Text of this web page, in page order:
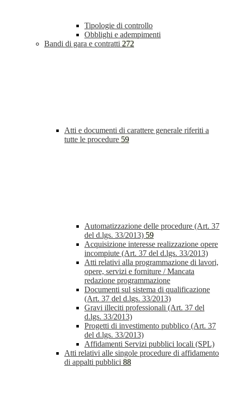
Tipologie di controllo
Obblighi e adempimenti
Bandi di gara e contratti 272
Atti e documenti di carattere generale riferiti a
tutte le procedure 59
Automatizzazione delle procedure (Art. 37
del d.lgs. 33/2013) 59
Acquisizione interesse realizzazione opere
incompiute (Art. 37 del d.lgs. 33/2013)
Atti relativi alla programmazione di lavori,
opere, servizi e forniture / Mancata
redazione programmazione
Documenti sul sistema di qualificazione
(Art. 37 del d.lgs. 33/2013)
Gravi illeciti professionali (Art. 37 del
d.lgs. 33/2013)
Progetti di investimento pubblico (Art. 37
del d.lgs. 33/2013)
Affidamenti Servizi pubblici locali (SPL)
Atti relativi alle singole procedure di affidamento
di appalti pubblici 88